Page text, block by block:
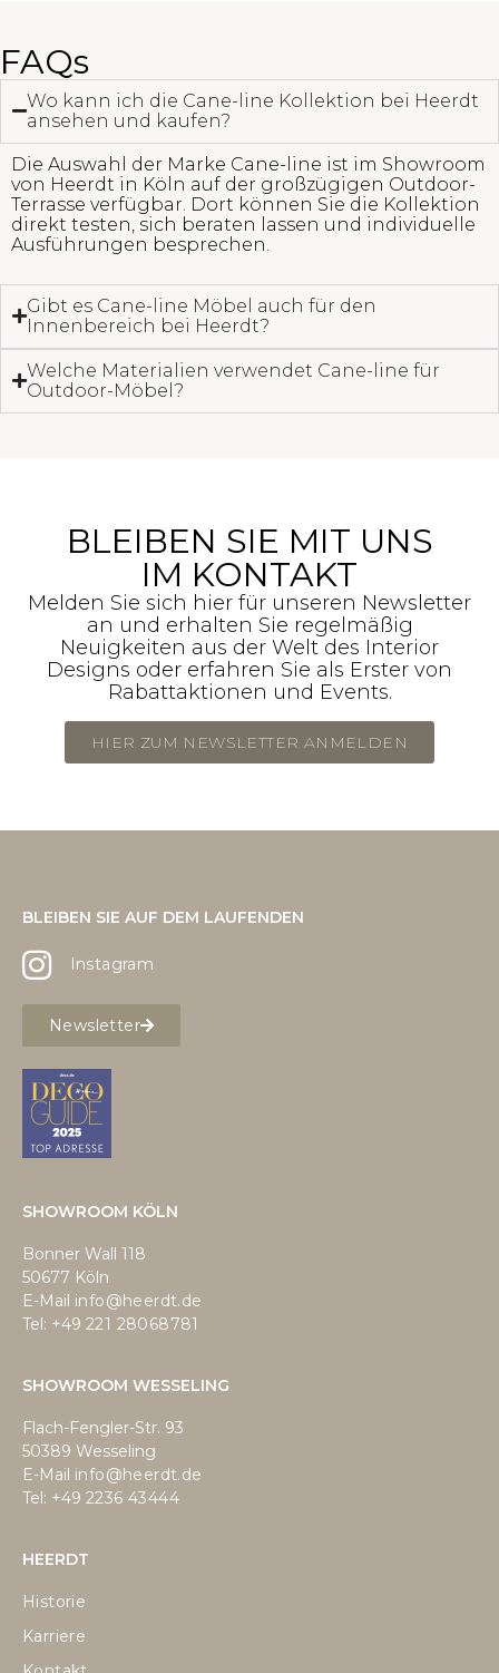
FAQs
Wo kann ich die Cane-line Kollektion bei Heerdt
ansehen und kaufen?
Die Auswahl der Marke Cane-line ist im Showroom
von Heerdt in Köln auf der großzügigen Outdoor-
Terrasse verfügbar. Dort können Sie die Kollektion
direkt testen, sich beraten lassen und individuelle
Ausführungen besprechen.
Gibt es Cane-line Möbel auch für den
Innenbereich bei Heerdt?
Welche Materialien verwendet Cane-line für
Outdoor-Möbel?
BLEIBEN SIE MIT UNS
IM KONTAKT
Melden Sie sich hier für unseren Newsletter
an und erhalten Sie regelmäßig
Neuigkeiten aus der Welt des Interior
Designs oder erfahren Sie als Erster von
Rabattaktionen und Events.
HIER ZUM NEWSLETTER ANMELDEN
BLEIBEN SIE AUF DEM LAUFENDEN
Instagram
Newsletter
SHOWROOM KÖLN
Bonner Wall 118
50677 Köln
E-Mail info@heerdt.de
Tel: +49 221 28068781
SHOWROOM WESSELING
Flach-Fengler-Str. 93
50389 Wesseling
E-Mail info@heerdt.de
Tel: +49 2236 43444
HEERDT
Historie
Karriere